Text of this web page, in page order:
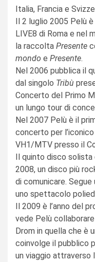
Italia, Francia e
Il 2 luglio 2005 Pelù
LIVE8 di Roma e nel
la raccolta Presente
mondo e Presente.
Nel 2006 pubblica il
dal singolo Tribù
Concerto del Primo
un lungo tour di
Nel 2007 Pelù è il
concerto per
VH1/MTV presso il
Il quinto disco
2008, un disco più
di comunicare.
uno spettacolo
Il 2009 è l’anno del
vede Pelù
Drom in quella che è
coinvolge il pubblico
un viaggio attraverso